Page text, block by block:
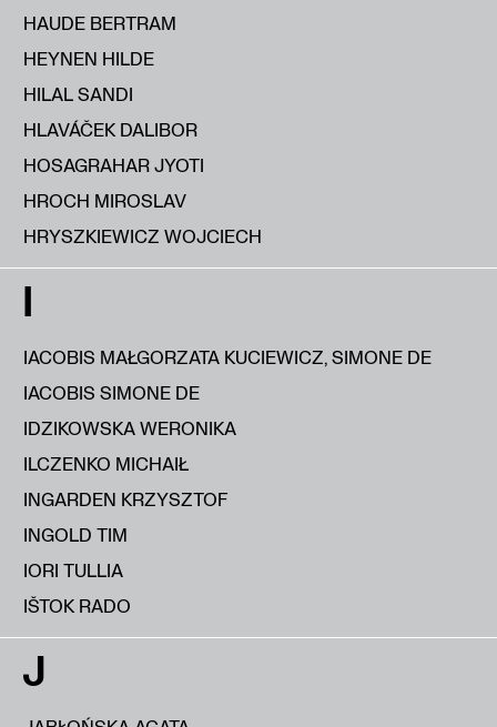
HAUDE BERTRAM
HEYNEN HILDE
HILAL SANDI
HLAVÁČEK DALIBOR
HOSAGRAHAR JYOTI
HROCH MIROSLAV
HRYSZKIEWICZ WOJCIECH
I
IACOBIS MAŁGORZATA KUCIEWICZ, SIMONE DE
IACOBIS SIMONE DE
IDZIKOWSKA WERONIKA
ILCZENKO MICHAIŁ
INGARDEN KRZYSZTOF
INGOLD TIM
IORI TULLIA
IŠTOK RADO
J